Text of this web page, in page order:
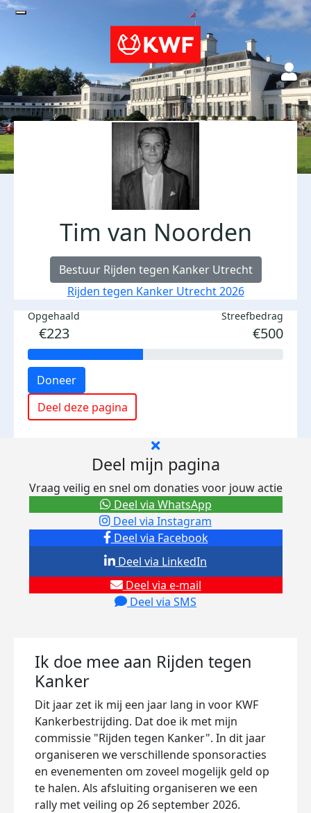
Tim van Noorden
Bestuur Rijden tegen Kanker Utrecht
Rijden tegen Kanker Utrecht 2026
Opgehaald
€223
Streefbedrag
€500
Doneer
Deel deze pagina
Deel mijn pagina
Vraag veilig en snel om donaties voor jouw actie
Deel via Facebook
Deel via Instagram
Deel via e-mail
Deel via SMS
Deel via LinkedIn
Deel via WhatsApp
Ik doe mee aan Rijden tegen
Kanker
Dit jaar zet ik mij een jaar lang in voor KWF
Kankerbestrijding. Dat doe ik met mijn
commissie "Rijden tegen Kanker". In dit jaar
organiseren we verschillende sponsoracties
en evenementen om zoveel mogelijk geld op
te halen. Als afsluiting organiseren we een
rally met veiling op 26 september 2026.